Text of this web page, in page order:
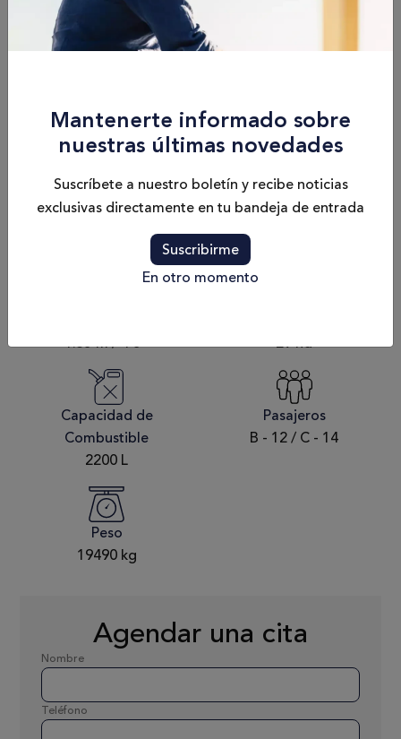
Mantenerte informado sobre
nuestras últimas novedades
Suscríbete a nuestro boletín y recibe noticias
exclusivas directamente en tu bandeja de entrada
Suscribirme
En otro momento
Especificaciones
Eslora
18.7 m / 61'4"
2 x Cummins 8.3 - 600 CV/HP - Zeus ou/or V-drive
1.35 m / 4'5"
29 nd
Capacidad de
Combustible
2200 L
Pasajeros
B - 12 / C - 14
Peso
19490 kg
Agendar una cita
Nombre
Teléfono